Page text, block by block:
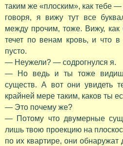
таким же «плоским», как тебе
говоря, я вижу тут все
между прочим, тоже. Вижу, как
течет по венам кровь, и что
пусто.
— Неужели? — содрогнулся я.
— Но ведь и ты тоже
существ. А вот они увидеть
крайней мере таким, каков ты
— Это почему же?
— Потому что двумерные
лишь твою проекцию на
по их квартире, они